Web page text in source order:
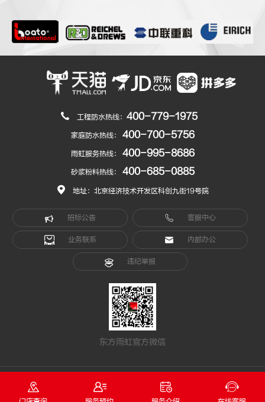
工程防水热线： 400-779-1975
家庭防水热线： 400-700-5756
雨虹服务热线： 400-995-8686
砂浆粉料热线： 400-685-0885
地址：北京经济技术开发区科创九街19号院
招标公告 客服中心
业务联系 内部办公
违纪举报
东方雨虹官方微信
Copyright © 1996-2022 北京东方雨虹防水技术股份有限公司版权所有
京公网安备11010502020411